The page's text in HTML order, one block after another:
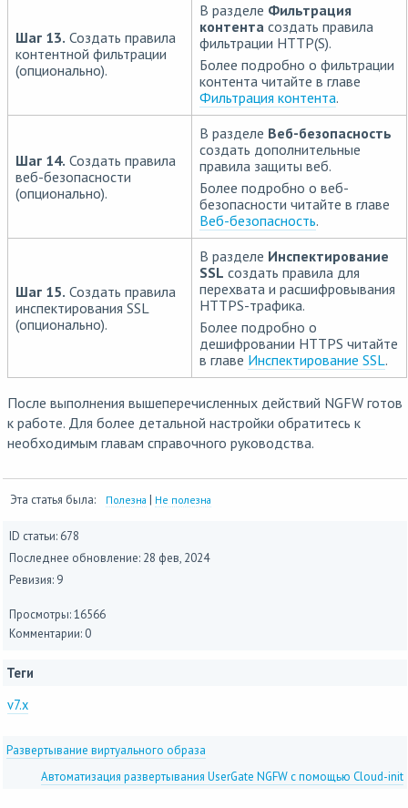
Шаг 13. Создать правила
контентной фильтрации
(опционально).
В разделе Фильтрация
контента создать правила
фильтрации HTTP(S).
Более подробно о фильтрации
контента читайте в главе
Фильтрация контента.
Шаг 14. Создать правила
веб-безопасности
(опционально).
В разделе Веб-безопасность
создать дополнительные
правила защиты веб.
Более подробно о веб-
безопасности читайте в главе
Веб-безопасность.
Шаг 15. Создать правила
инспектирования SSL
(опционально).
В разделе Инспектирование
SSL создать правила для
перехвата и расшифровывания
HTTPS-трафика.
Более подробно о
дешифровании HTTPS читайте
в главе Инспектирование SSL.
После выполнения вышеперечисленных действий NGFW готов
к работе. Для более детальной настройки обратитесь к
необходимым главам справочного руководства.
Эта статья была: Полезна | Не полезна
ID статьи: 678
Последнее обновление: 28 фев, 2024
Ревизия: 9
Просмотры: 16566
Комментарии: 0
Теги
v7.x
Развертывание виртуального образа
Автоматизация развертывания UserGate NGFW с помощью Cloud-init